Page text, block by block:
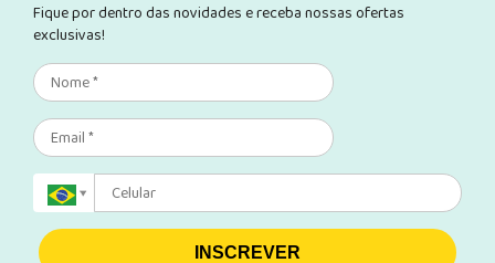
Fique por dentro das novidades e receba nossas ofertas
exclusivas!
INSCREVER